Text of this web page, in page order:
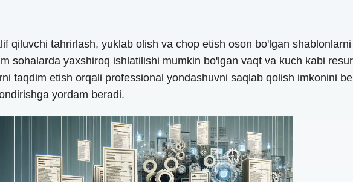
qiluvchi tahrirlash, yuklab olish va chop etish oson bo'lgan
sohalarda yaxshiroq ishlatilishi mumkin bo'lgan vaqt va kuch kabi
taqdim etish orqali professional yondashuvni saqlab qolish imkonini
yordam beradi.